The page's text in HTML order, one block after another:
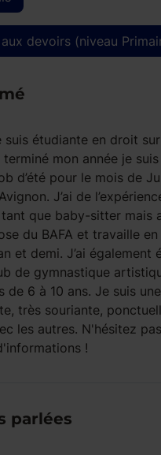
devoirs (niveau
suis étudiante en droit
mon année je
d’été pour le mois de
J’ai de
que baby-sitter mais
du BAFA et travaille
et demi. J’ai également
de gymnastique
de 6 à 10 ans. Je suis
très souriante,
les autres. N'hésitez
!
parlées